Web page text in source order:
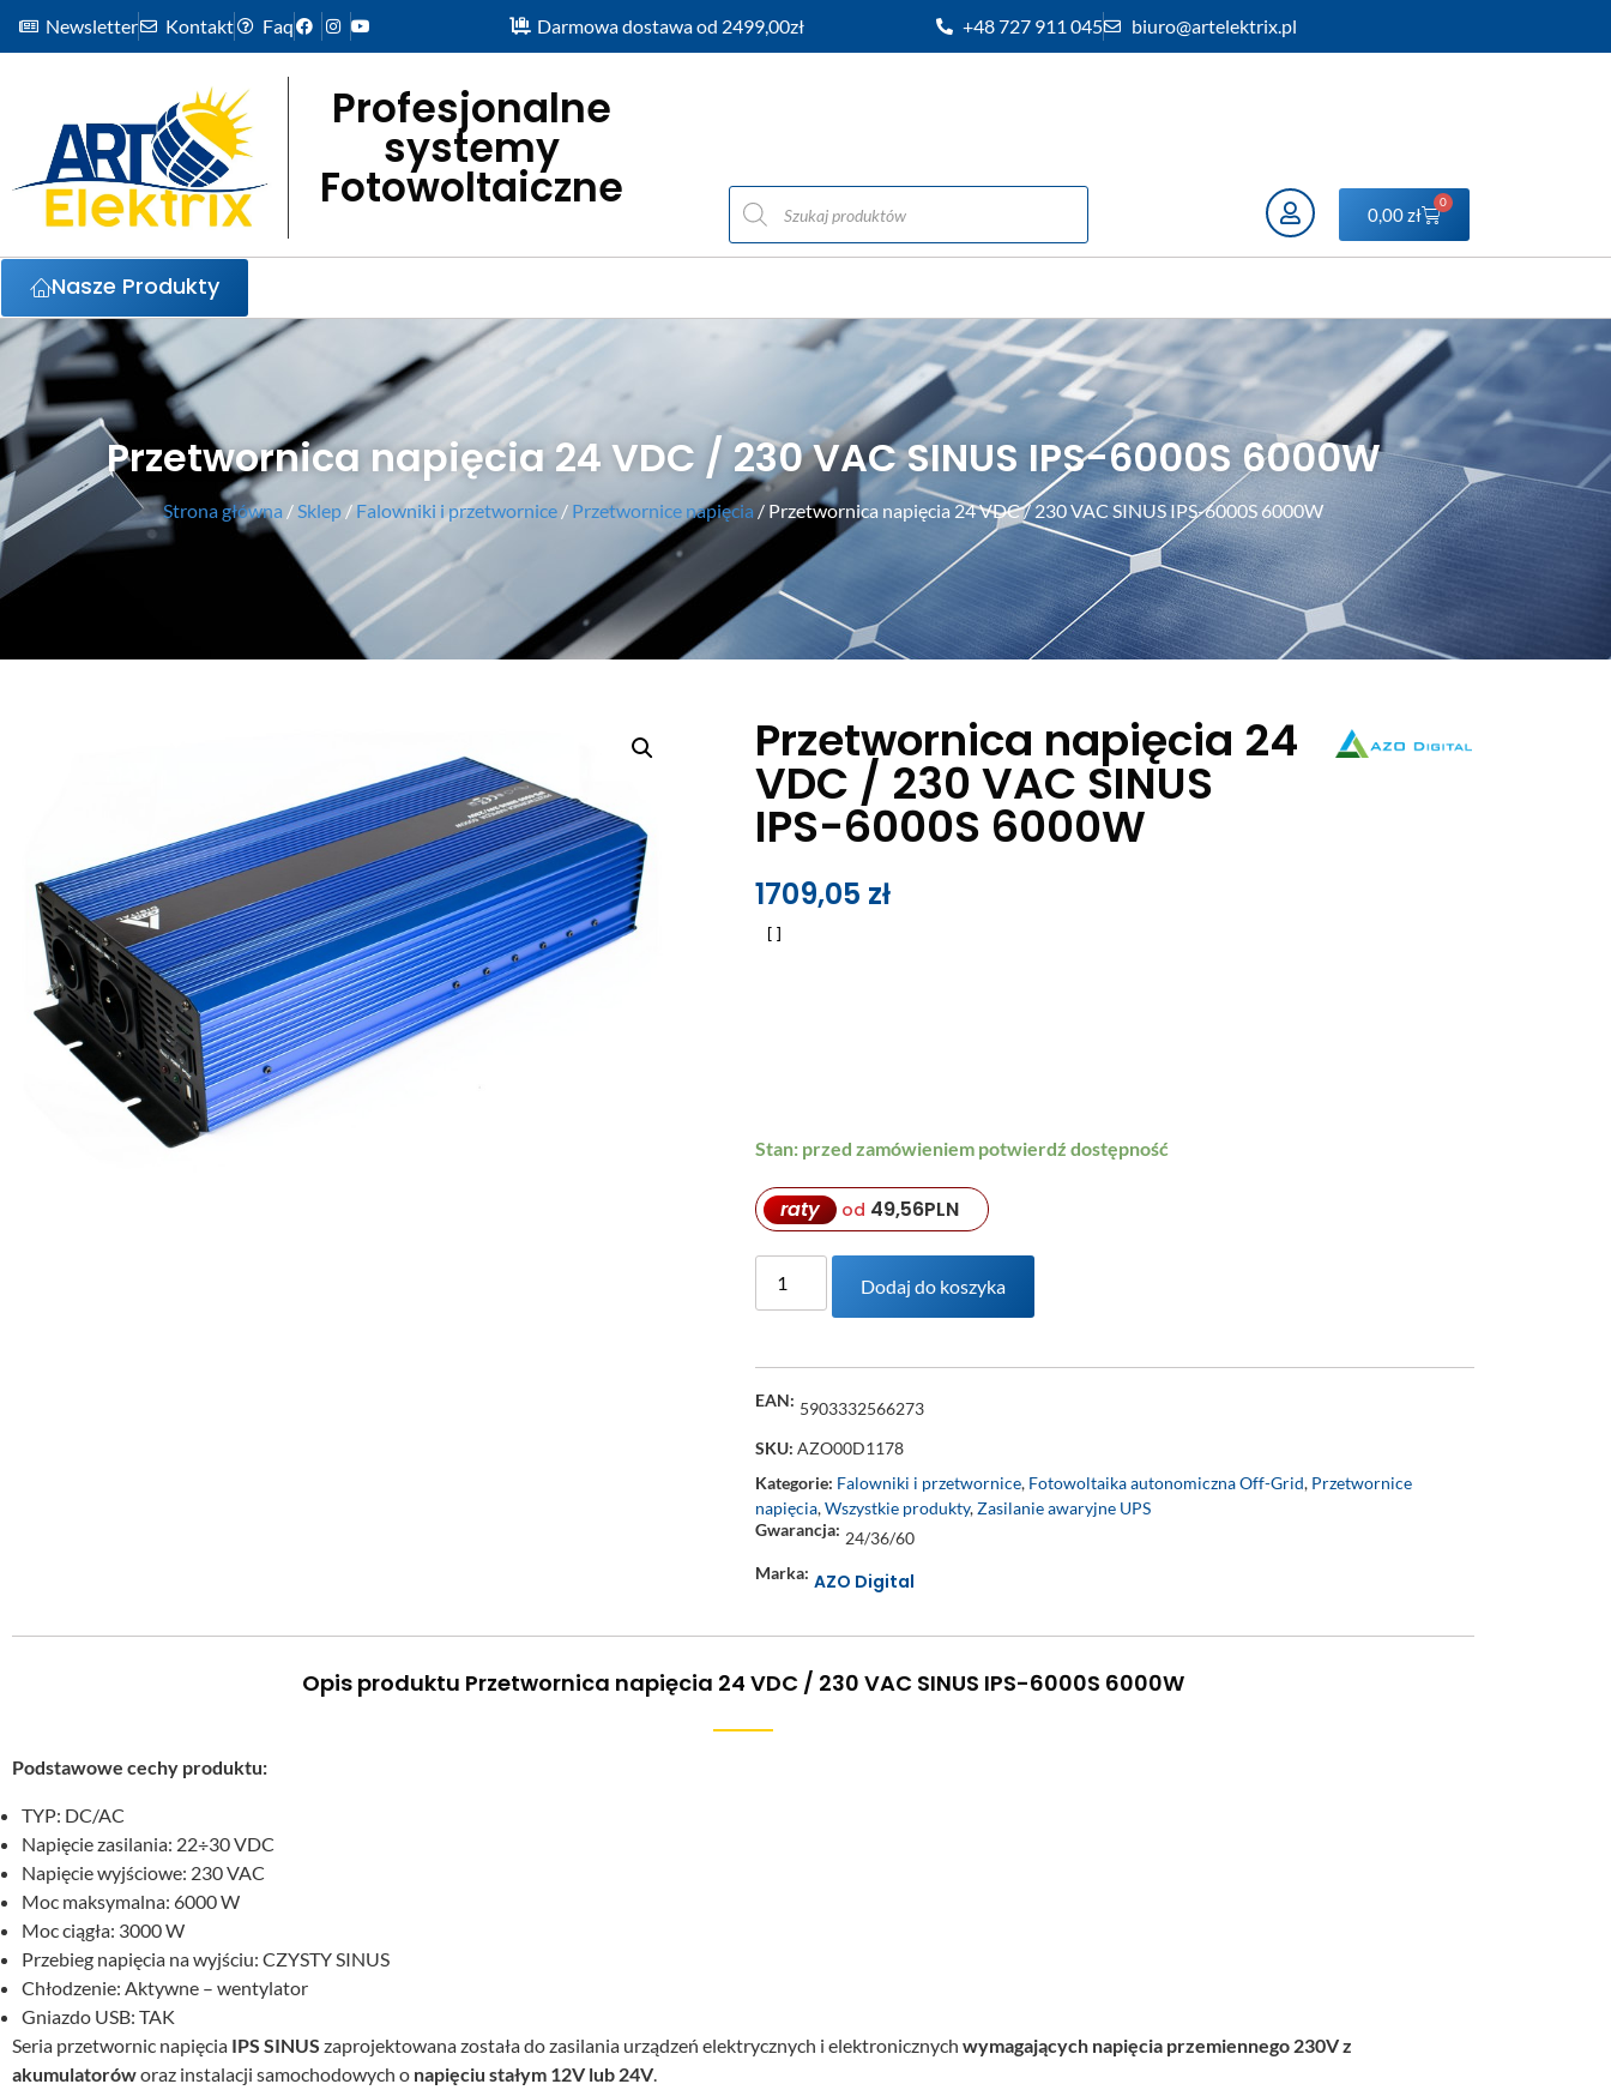
Newsletter Kontakt Faq Darmowa dostawa od 2499,00zł +48 727 911 045 biuro@artelektrix.pl
Profesjonalne
systemy
Fotowoltaiczne 0,00zł
0
Nasze Produkty
Przetwornica napięcia 24 VDC / 230 VAC SINUS IPS-6000S 6000W
Strona główna /Sklep / Falowniki i przetwornice / Przetwornice napięcia / Przetwornica napięcia 24 VDC / 230 VAC SINUS IPS-6000S 6000W
Przetwornica napięcia 24
VDC / 230 VAC SINUS
IPS-6000S 6000W
1709,05 zł
Stan: przed zamówieniem potwierdź dostępność
raty od 49,56PLN
Dodaj do koszyka
EAN: 5903332566273
SKU:AZO00D1178
Kategorie: Falowniki i przetwornice, Fotowoltaika autonomiczna Off-Grid, Przetwornice
napięcia,Wszystkie produkty,Zasilanie awaryjne UPS
Gwarancja: 24/36/60
Marka: AZO Digital
Opis produktu Przetwornica napięcia 24 VDC / 230 VAC SINUS IPS-6000S 6000W
Podstawowe cechy produktu:
TYP: DC/AC
Napięcie zasilania: 22÷30 VDC
Napięcie wyjściowe: 230 VAC
Moc maksymalna: 6000 W
Moc ciągła: 3000 W
Przebieg napięcia na wyjściu: CZYSTY SINUS
Chłodzenie: Aktywne – wentylator
Gniazdo USB: TAK
Seria przetwornic napięcia IPS SINUS zaprojektowana została do zasilania urządzeń elektrycznych i elektronicznych wymagających napięcia przemiennego 230V z
akumulatoróworaz instalacji samochodowych o napięciu stałym 12V lub 24V.